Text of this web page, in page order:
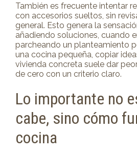
También es frecuente intentar
con accesorios sueltos, sin
general. Esto genera la
añadiendo soluciones, cuando
parcheando un planteamiento
una cocina pequeña, copiar
vivienda concreta suele dar
de cero con un criterio claro.
Lo importante no
cabe, sino cómo
cocina